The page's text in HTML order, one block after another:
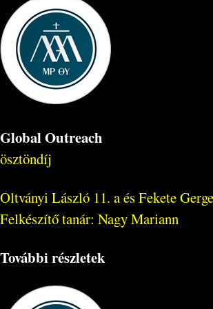
Global Outreach
ösztöndíj
Oltványi László 11. a és Fekete
Felkészítő tanár: Nagy Mariann
További részletek